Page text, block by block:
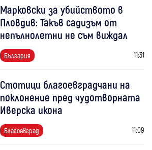
Марковски за убийството в
Пловдив: Такъв садизъм от
непълнолетни не съм виждал
България 11:31
Стотици благоевградчани на
поклонение пред чудотворната
Иверска икона
Благоевград 11:09